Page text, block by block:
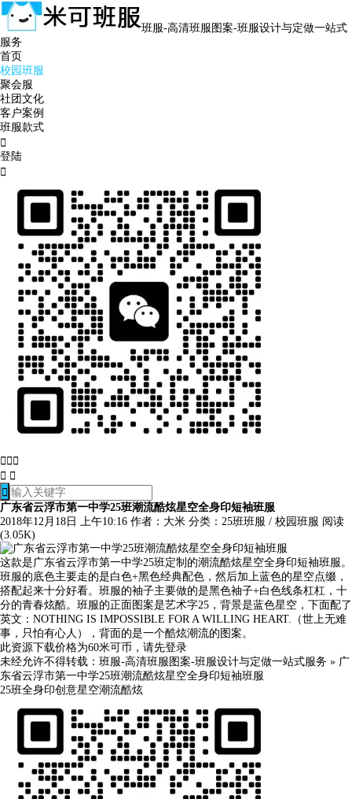
班服-高清班服图案-班服设计与定做一站式
服务
首页
校园班服
聚会服
社团文化
客户案例
班服款式

登陆

  
 

广东省云浮市第一中学25班潮流酷炫星空全身印短袖班服
2018年12月18日 上午10:16 作者：大米 分类： 25班班服 / 校园班服 阅读
(3.05K)
这款是广东省云浮市第一中学25班定制的潮流酷炫星空全身印短袖班服。
班服的底色主要走的是白色+黑色经典配色，然后加上蓝色的星空点缀，
搭配起来十分好看。班服的袖子主要做的是黑色袖子+白色线条杠杠，十
分的青春炫酷。班服的正面图案是艺术字25，背景是蓝色星空，下面配了
英文：NOTHING IS IMPOSSIBLE FOR A WILLING HEART.（世上无难
事，只怕有心人），背面的是一个酷炫潮流的图案。
此资源下载价格为60米可币，请先登录
未经允许不得转载： 班服-高清班服图案-班服设计与定做一站式服务 » 广
东省云浮市第一中学25班潮流酷炫星空全身印短袖班服
25班全身印创意星空潮流酷炫